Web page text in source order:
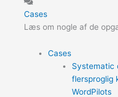
Cases
Læs om nogle af de
Cases
Systematic
flersproglig
WordPilots